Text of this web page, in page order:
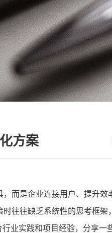
方案
而是企业连接用户、提升效
往往缺乏系统性的思考框架
业实践和项目经验，分享一